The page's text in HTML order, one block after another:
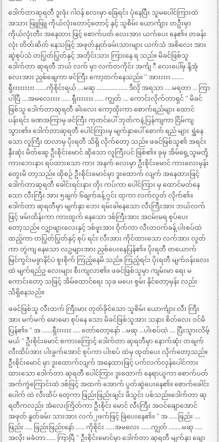
ဒေါက်တာဆုရတီ ဒူးဖုံး ဂါဝန် လေးမှာ ခြေရင်း ပုံနေပြီး သူမပေါင်ကြားထဲ
အသား ဖြူဖြူ ကိုယ်လုံးတောင့်တောင့် နှင့် သူစိမ်း ယောင်္ကျား တဦးမှာ
ကိုယ်လုံးတီး အနေထား ဖြင့် စောက်ပတ် လေးအား ယက်ပေး နေ၏။ တခန်း
လုံး တိတ်ဆိတ် နေသဖြင့် အဖုတ်နှုတ်ခမ်းသားများ ယက်သံ အစိလေး အား
ဆွဲစုပ်သံ တပြွတ်ပြွတ်နှင့် အတိုင်းသား ကြားနေ ရ သည်။ မိခင်ဖြစ်သူ
ဒေါက်တာ ဆုရတီ ဘယ် လက် မှာ လက်တကိုင်း အင်္ကျ ီ လေးပေါ်မှ နို့အုံ
လေးအား ညှစ်ချေကာ ဖင်ကြီး ကော့တက်နေသည်။ ” အားးးးး ……..
ရှီးးးးးးးးး …….ကိုစိုင်းရယ် ….မဆု ………………… ဒီလို အရသာ …..မရတာ … ကြာ
ပါပြီ ….အမလေးးးး …… ရှီးးးးးးး …… ကျွတ် …. ကောင်းလိုက်တာရှင် ” မိခင်
ဖြစ်သူ ဒေါက်တာဆုရတီ ခါးလေး ကော့ထိုးကာ စောက်ရည်များ ထောင်
ပန်းရင်း ခဏအကြာမှ ဖင်ကြီး ကုတင်ပေါ် ဘုတ်ကနဲ့ ပြန်ကျကာ ငြိမ်ကျ
သွား၏။ ဒေါက်တာဆုရတီ ပေါင်ကြားမှ မျက်နှာပေါ် စောက် ရည် များ ရွှဲနေ
သော လူကြီး ထလာမှ ပိုးရတီ သိရှိ လိုက်တော့ သည်။ ဖခင်ဖြစ်သူ၏ အရင်း
နှီးဆုံး မိတ်ဆွေ ဦးစိုင်းမောင် ဆိုသော လူကြီးပင် ဖြစ်၏။ ခုမှ အိမ်ရှေ့သူမတို့
ကားဘေးနား ရပ်ထားသော ကား အနက် လေးမှာ ဦးစိုင်းမောင် ကားလေးမှန်း
တွေးမိ တာ့သည်။ ထိုစဉ် ဦးစိုင်းမောင်မှာ ဒူးထောက် လျက် အနေထားဖြင့်
ဒေါက်တာဆုရတီ ခေါင်းရင်းနား တိုး ကပ်ကာ ပေါင်ကြား မှ ထောင်မတ်နေ
သော လီးကြီး အား ၅ချက် ၆ချက်ခန့် ဂွင်း ထုကာ လက်လွတ် လိုက်၏။
ဒေါက်တာ ဆုရတီမှာ မျက်နှာ ဘေး ရမ်းခါနေသော လီးကြီးအား ဘယ်လက်
ဖြင့် ဖမ်းထိန်းကာ ကားထွက် နေသော ဒစ်ကြီးအား အငမ်းမရ စုပ်ပေး
တော့သည်။ လျှာဖျားလေးနှင့် ဒစ်ဖူးအား ဝိုက်ကာ လီးတဝက်ခန့် ပါးစပ်ထဲ
ထည့်ကာ တပြွတ်ပြွတ်နှင့် စုပ် ရင်း လီးအား ကိုင်ထားသော လက်အား လွတ်
ကာ တွဲကျ နေသော လဥများအား ညှစ်ပေးနေပြန်၏။ ပိုးရတီ တယောက်
မြင်ကွင်းမခွာနိင်ပဲ စူးစိုက် ကြည့်နေမိ သည်။ ကြည့်ရင်း ပိုးရတီ မျက်ဝန်းလေး
ထဲ မျက်ရည်ဥ လေးများ စီးကျလာ၏။ ဖခင်ဖြစ်သူမှာ ကျမ်းမာ ရေး မ
ကောင်းတော့ သဖြင့် အိမ်ထောင်ရေး သုခ မပေး စွမ်း နိုင်တော့မှန်း လည်း
သိရှိနေသည်။
ဖခင်ဖြစ်သူ လီးထက် ကြီးမား တုတ်ခိုင်သော သူစိမ်း ယောင်္ကျား လီး ကြီး
အား မက်မက် မောမော စုပ်နေ သော မိခင်ဖြစ်သူအား သနား စိတ်လေး ဝင်မိ
ပြန်၏။ ” အ …….ရှီးးးးးး ….. တော်တော့နော် …မဆု …ပါးစပ်ထဲ …. ပြီးသွားလိမ့်
မယ် ” ဦးစိုင်းမောင် စကားကြောင့် ဒေါက်တာ ဆုရတီမှာ နောက်ဆုံး တချက်
လီးထိပ်အား ပါးခွက်အောင် စုပ်ကာ ပါးစပ် ထဲမှ ထုတ်ပေး လိုက်တော့သည်။
ဦးစိုင်းမောင် မှာ ဒူးထောက်လျက် အနေထားဖြင့် ပက်လက်လှန်ပေါင်ကား
ထားသော ဒေါက်တာ ဆုရတီ ပေါင်ကြား ဒူးထောက် နေရာယူကာ စောက်ပတ်
အက်ကွဲကြောင်းထဲ ဒစ်ဖြင့် အထက် အောက် ပွတ်ဆွဲပေးနေ၏။ စောက်ခေါင်း
ပေါက် ထဲ လီးထိပ် တေ့ကာ ဖြည်းဖြည်းချင်း ဖိသွင်း ပစ်သည်။ဒေါက်တာ ဆု
ရတီကလည်း အံလေးကြိတ်ကာ ဦးစိုင်း မောင် လီးကြီး အဝင်ချောအောင်
အဖုတ် နူတ်ခမ်း သားအား လက်၂ဖက်ဖြင့် ဖြဲပေးနေ၏။ ” အ ……ဖြည်း ….
ဖြည်း ….. ဖြည်းဖြည်းနော် …… ကိုစိုင်း ……အမလေး …….ကျွတ် ………မဆု …..
အလိုး မခံတာ……. ကြာပြီ ” ဦးစိုင်းမောင်မှာ ဒေါက်တာ ဆုရတီ မျက်နှာ ချော